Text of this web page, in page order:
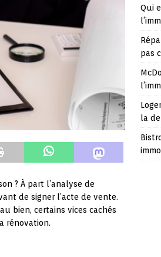
? À part l’analyse de
de signer l’acte de vente.
bien, certains vices cachés
rénovation.
Qui
pas
la